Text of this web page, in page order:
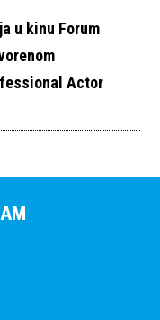
u kinu Forum
Actor